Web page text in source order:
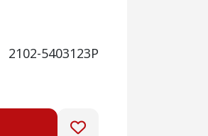
2102-5403123Р